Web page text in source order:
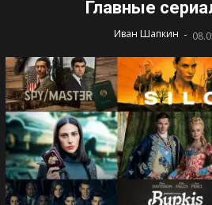
Главные
Иван Шапкин -